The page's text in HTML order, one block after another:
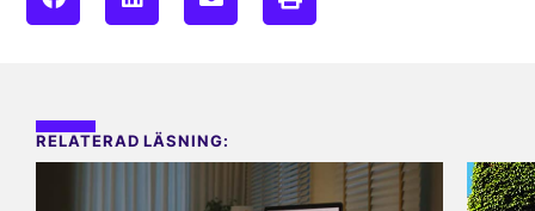
RELATERAD LÄSNING: